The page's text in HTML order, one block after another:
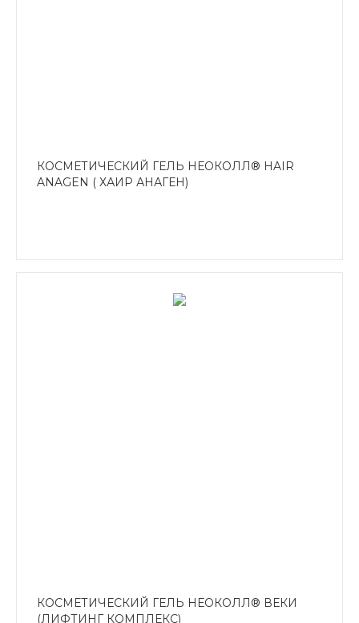
КОСМЕТИЧЕСКИЙ ГЕЛЬ НЕОКОЛЛ® HAIR
ANAGEN ( ХАИР АНАГЕН)
КОСМЕТИЧЕСКИЙ ГЕЛЬ НЕОКОЛЛ® ВЕКИ
(ЛИФТИНГ КОМПЛЕКС)